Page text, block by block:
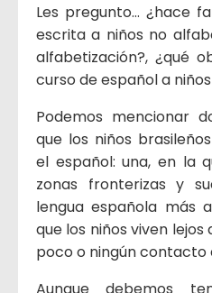
Les pregunto… ¿hace
escrita a niños no
alfabetización?, ¿qué
curso de español a
Podemos mencionar
que los niños
el español: una, en la
zonas fronterizas y
lengua española más
que los niños viven
poco o ningún contacto
Aunque debemos